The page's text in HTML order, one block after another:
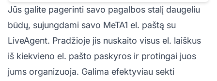
Jūs galite pagerinti savo pagalbos stalį daugeliu
būdų, sujungdami savo MeTA1 el. paštą su
LiveAgent. Pradžioje jis nuskaito visus el. laiškus
iš kiekvieno el. pašto paskyros ir protingai juos
jums organizuoja. Galima efektyviau sekti